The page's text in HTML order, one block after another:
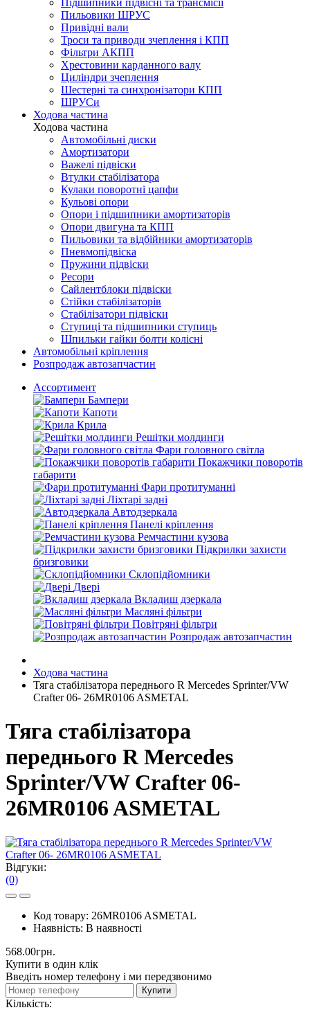
Підшипники підвісні та трансмісії
Пильовики ШРУС
Привідні вали
Троси та приводи зчеплення і КПП
Фільтри АКПП
Хрестовини карданного валу
Циліндри зчеплення
Шестерні та синхронізатори КПП
ШРУСи
Ходова частина
Ходова частина
Автомобільні диски
Амортизатори
Важелі підвіски
Втулки стабілізатора
Кулаки поворотні цапфи
Кульові опори
Опори і підшипники амортизаторів
Опори двигуна та КПП
Пильовики та відбійники амортизаторів
Пневмопідвіска
Пружини підвіски
Ресори
Сайлентблоки підвіски
Стійки стабілізаторів
Стабілізатори підвіски
Ступиці та підшипники ступиць
Шпильки гайки болти колісні
Автомобільні кріплення
Розпродаж автозапчастин
Ассортимент
Бампери
Капоти
Крила
Решітки молдинги
Фари головного світла
Покажчики поворотів
габарити
Фари протитуманні
Ліхтарі задні
Автодзеркала
Панелі кріплення
Ремчастини кузова
Підкрилки захисти
бризговики
Склопідйомники
Двері
Вкладиш дзеркала
Масляні фільтри
Повітряні фільтри
Розпродаж автозапчастин
Ходова частина
Тяга стабілізатора переднього R Mercedes Sprinter/VW
Crafter 06- 26MR0106 ASMETAL
Тяга стабілізатора
переднього R Mercedes
Sprinter/VW Crafter 06-
26MR0106 ASMETAL
Відгуки:
(0)
Код товару: 26MR0106 ASMETAL
Наявність: В наявності
568.00грн.
Купити в один клік
Введіть номер телефону і ми передзвонимо
Купити
Кількість: